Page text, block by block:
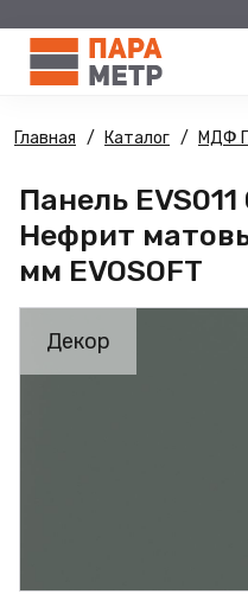
Главная Каталог МДФ
Панель
Нефрит
мм EVOSOFT
Декор